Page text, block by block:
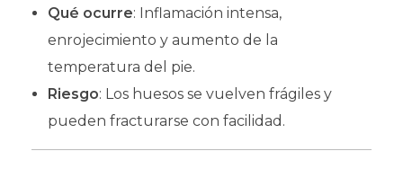
Qué ocurre: Inflamación intensa,
enrojecimiento y aumento de la
temperatura del pie.
Riesgo: Los huesos se vuelven frágiles y
pueden fracturarse con facilidad.